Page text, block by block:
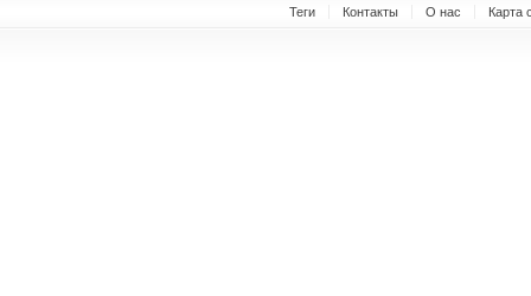
Теги Контакты О нас Карта